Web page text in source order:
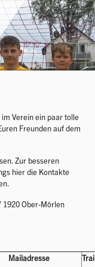
Verein ein paar tolle
Freunden auf dem
Zur besseren
hier die Kontakte
1920 Ober-Mörlen
Mailadresse